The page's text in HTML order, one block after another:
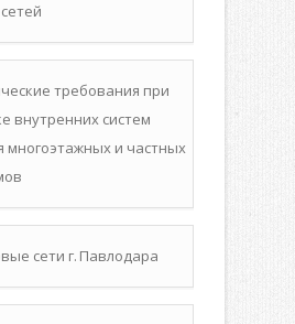
требования при
внутренних систем
многоэтажных и частных
сети г. Павлодара